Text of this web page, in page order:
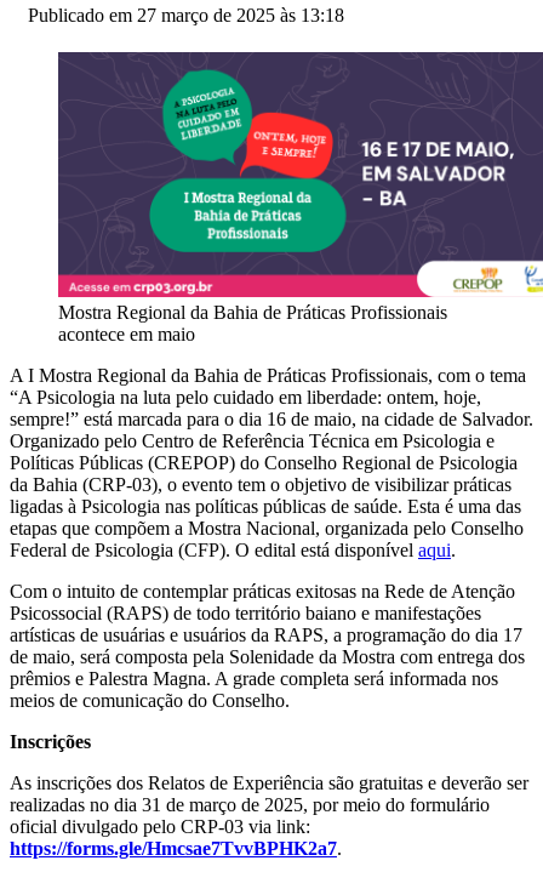
Publicado em 27 março de 2025 às 13:18
Mostra Regional da Bahia de Práticas Profissionais
acontece em maio
A I Mostra Regional da Bahia de Práticas Profissionais, com o tema
“A Psicologia na luta pelo cuidado em liberdade: ontem, hoje,
sempre!” está marcada para o dia 16 de maio, na cidade de Salvador.
Organizado pelo Centro de Referência Técnica em Psicologia e
Políticas Públicas (CREPOP) do Conselho Regional de Psicologia
da Bahia (CRP-03), o evento tem o objetivo de visibilizar práticas
ligadas à Psicologia nas políticas públicas de saúde. Esta é uma das
etapas que compõem a Mostra Nacional, organizada pelo Conselho
Federal de Psicologia (CFP). O edital está disponível aqui.
Com o intuito de contemplar práticas exitosas na Rede de Atenção
Psicossocial (RAPS) de todo território baiano e manifestações
artísticas de usuárias e usuários da RAPS, a programação do dia 17
de maio, será composta pela Solenidade da Mostra com entrega dos
prêmios e Palestra Magna. A grade completa será informada nos
meios de comunicação do Conselho.
Inscrições
As inscrições dos Relatos de Experiência são gratuitas e deverão ser
realizadas no dia 31 de março de 2025, por meio do formulário
oficial divulgado pelo CRP-03 via link:
https://forms.gle/Hmcsae7TvvBPHK2a7.